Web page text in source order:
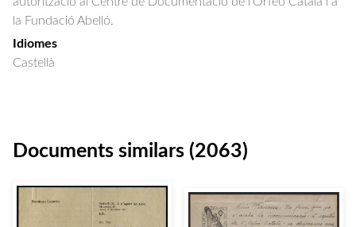
la Fundació Abelló.
Idiomes
Castellà
Documents similars (2063)